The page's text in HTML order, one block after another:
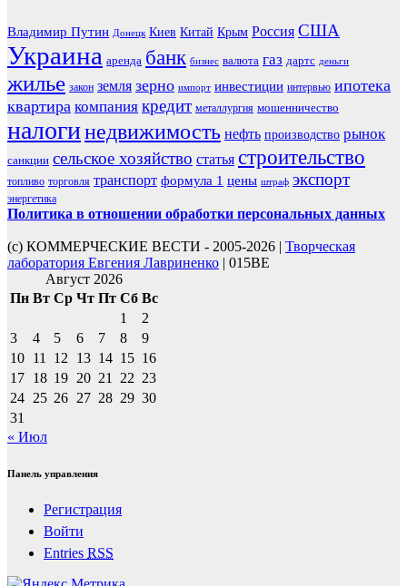
Владимир Путин Донецк Киев Китай Крым Россия США
Украина аренда банк бизнес валюта газ дартс деньги
жилье закон земля зерно импорт инвестиции интервью ипотека
квартира компания кредит металлургия мошенничество
налогинедвижимость нефть производство рынок
санкции сельское хозяйство статья строительство
топливо торговля транспорт формула 1 цены штраф экспорт
энергетика
Политика в отношении обработки персональных данных
(с) КОММЕРЧЕСКИЕ ВЕСТИ - 2005-2026 | Творческая
лаборатория Евгения Лавриненко | 015BE
Август 2026
Пн Вт Ср Чт Пт Сб Вс
1
2
3
4 5 6 7 8
9
10 11 12 13 14 15 16
17 18 19 20 21 22 23
24 25 26 27 28 29 30
31
« Июл
Панель управления
Регистрация
Войти
Entries RSS